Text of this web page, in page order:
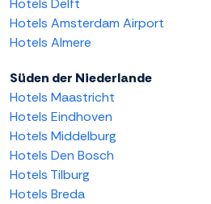
Hotels Delft
Hotels Amsterdam Airport
Hotels Almere
Süden der Niederlande
Hotels Maastricht
Hotels Eindhoven
Hotels Middelburg
Hotels Den Bosch
Hotels Tilburg
Hotels Breda